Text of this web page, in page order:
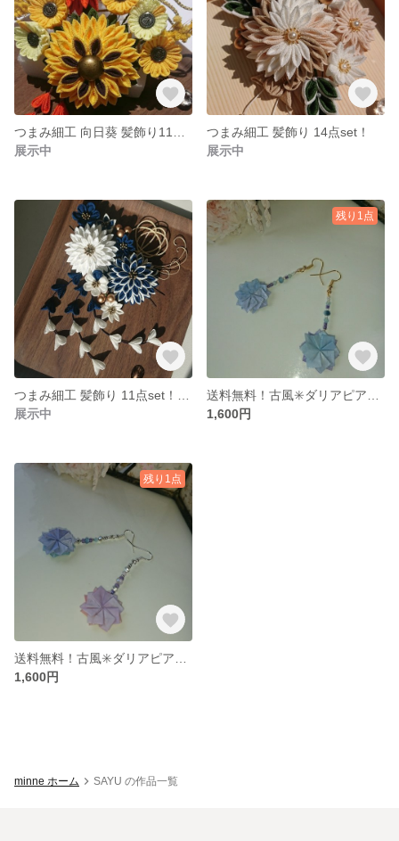
展示中
つまみ細工 髪飾り 14点set！
展示中
展示中
残り1点
1,600円
残り1点
1,600円
minne ホーム SAYU の作品一覧